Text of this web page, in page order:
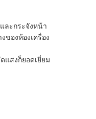
ละกระจังหน้า
องห้องเครื่อง
แสงก็ยอดเยี่ยม